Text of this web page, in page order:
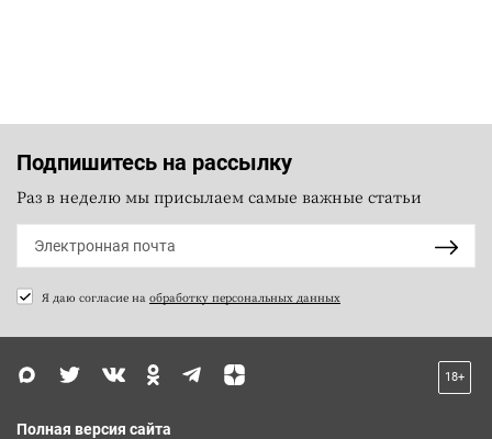
Подпишитесь на рассылку
Раз в неделю мы присылаем самые важные статьи
Я даю согласие на обработку персональных данных
18+
Полная версия сайта